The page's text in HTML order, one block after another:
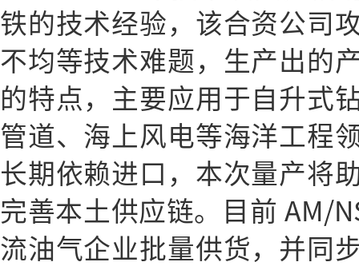
铁的技术经验，该合资公司
不均等技术难题，生产出的
的特点，主要应用于自升式
管道、海上风电等海洋工程
长期依赖进口，本次量产将
完善本土供应链。目前 AM/
流油气企业批量供货，并同